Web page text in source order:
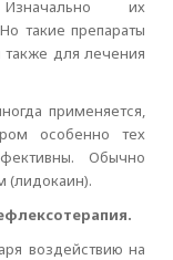
Изначально их
такие препараты
также для лечения
применяется,
особенно тех
Обычно
(лидокаин).
воздействию на